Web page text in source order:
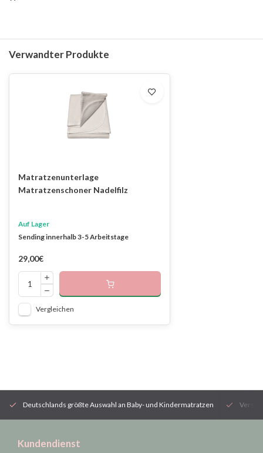
Verwandter Produkte
Matratzenunterlage
Matratzenschoner Nadelfilz
Auf Lager
Sending innerhalb 3-5 Arbeitstage
29,00€
Vergleichen
Deutschlands größte Auswahl an Baby- und Kindermatratzen
Kundendienst